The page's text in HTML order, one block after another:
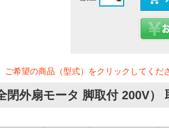
希望の商品（型式）をクリックしてくだ
閉外扇モータ 脚取付 200V）